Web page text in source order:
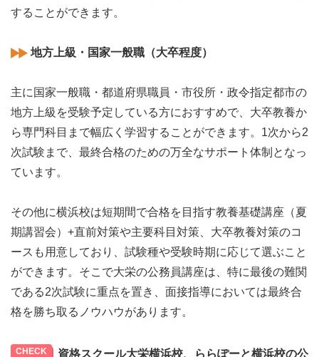
することができます。
地方上級・国家一般職（大卒程度）
主に国家一般職・都道府県職員・市役所・政令指定都市の
地方上級を受験予定している方におすすめで、大卒教養か
ら専門科目まで幅広く学習することができます。1次から2
次試験まで、最終合格のための万全なサポート体制となっ
ています。
その他に横浜校は短期間で合格を目指す教養基礎講座（夏
期講習会）+直前対策や主要科目対策、大卒教養対策のコ
ースも用意しており、試験種や受験時期に応じて選ぶこと
ができます。そこで大栄の公務員講座は、特に最後の難関
である2次試験に重点を置き、面接指導においては最終合
格を勝ち取るノウハウがあります。
資格スクール大栄横浜校、ららぽーと横浜校の公